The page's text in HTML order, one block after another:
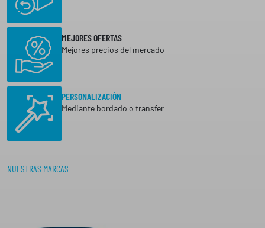
MEJORES OFERTAS
Mejores precios del mercado
PERSONALIZACIÓN
Mediante bordado o transfer
NUESTRAS MARCAS